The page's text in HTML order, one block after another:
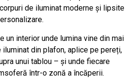
de iluminat moderne și lipsite
un interior unde lumina vine din mai
din plafon, aplice pe pereți,
unui tablou – și unde fiecare
într-o zonă a încăperii.